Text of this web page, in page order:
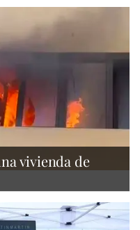
vivienda de